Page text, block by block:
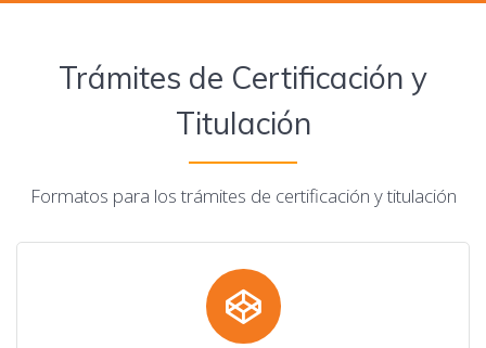
Trámites de Certificación y
Titulación
Formatos para los trámites de certificación y titulación